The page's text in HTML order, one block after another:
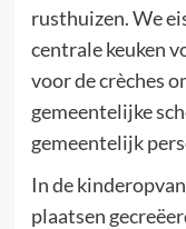
rusthuizen. We
centrale keuken
voor de crèches
gemeentelijke
gemeentelijk
In de
plaatsen